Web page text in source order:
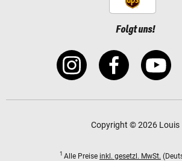
Folgt uns!
Copyright © 2026 Louis
1 Alle Preise inkl. gesetzl. MwSt.